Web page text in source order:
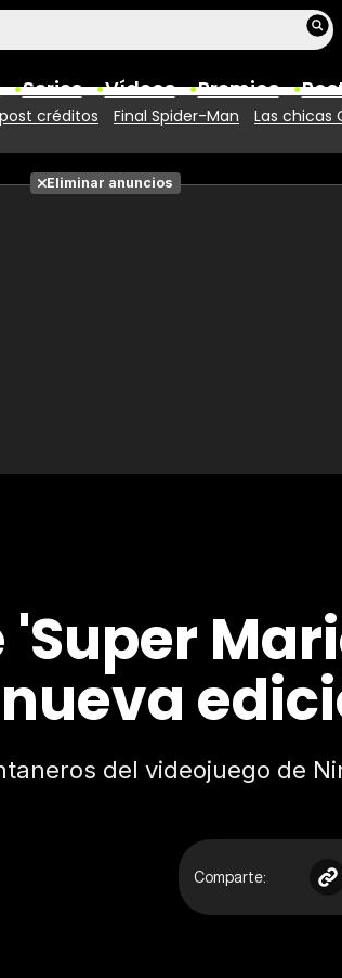
Series Vídeos Premios
Fotos
créditos Final Spider-Man Las chicas
Eliminar anuncios
del videojuego de
Comparte: